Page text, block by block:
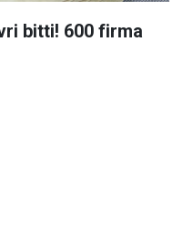
bitti! 600 firma